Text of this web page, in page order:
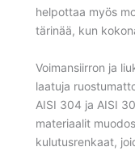
helpottaa myös
tärinää, kun
Voimansiirron ja
laatuja
AISI 304 ja AISI
materiaalit
kulutusrenkaat,